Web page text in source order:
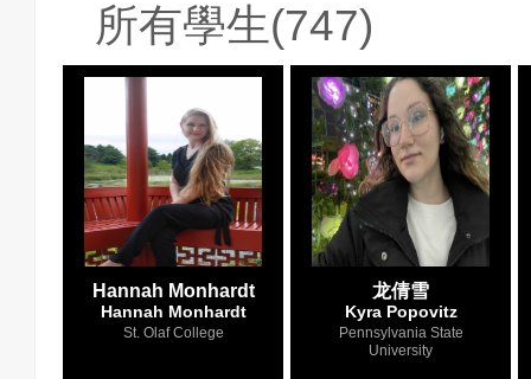
所有學生(747)
Hannah Monhardt
Hannah Monhardt
St. Olaf College
龙倩雪
Kyra Popovitz
Pennsylvania State
University